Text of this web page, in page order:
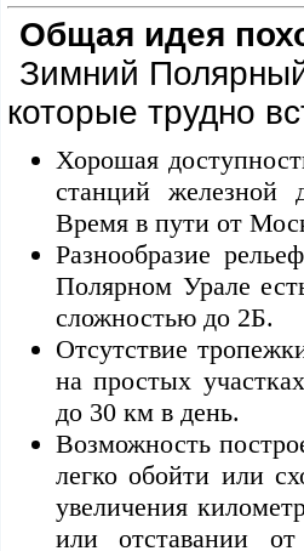
Общая идея
Зимний
которые трудно
Хорошая
станций железной
Время в пути от
Разнообразие
Полярном Урале
сложностью до 2Б.
Отсутствие
на простых
до 30 км в день.
Возможность
легко обойти или
увеличения
или отставании